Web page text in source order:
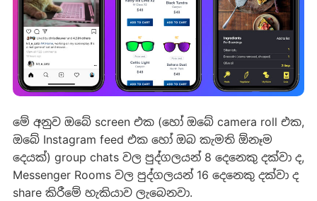
මේ අනුව ඔබේ screen එක (හෝ ඔබේ camera roll එක,
ඔබේ Instagram feed එක හෝ ඔබ කැමති ඕනෑම
දෙයක්) group chats වල පුද්ගලයන් 8 දෙනෙකු දක්වා ද,
Messenger Rooms වල පුද්ගලයන් 16 දෙනෙකු දක්වා ද
share කිරීමේ හැකියාව ලැබෙනවා.